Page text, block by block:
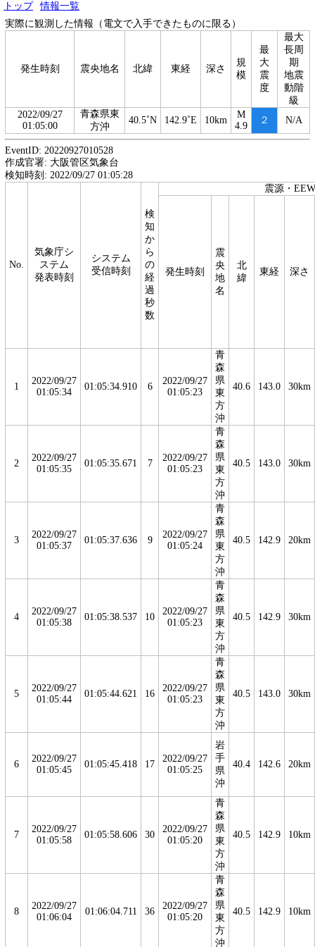
トップ
情報一覧
実際に観測した情報（電文で入手できたものに限る）
発生時刻 震央地名 北緯 東経 深さ
規
模
最
大
震
度
最大
長周
期
地震
動階
級
2022/09/27
01:05:00
青森県東
方沖
40.5˚N 142.9˚E 10km
M
4.9
２ N/A
EventID: 20220927010528
作成官署: 大阪管区気象台
検知時刻: 2022/09/27 01:05:28
No.
気象庁シ
ステム
発表時刻
システム
受信時刻
検
知
か
ら
の
経
過
秒
数
震源・
発生時刻
震
央
地
名
北
緯
東経 深さ
1
2022/09/27
01:05:34
01:05:34.910 6
2022/09/27
01:05:23
青
森
県
東
方
沖
40.6 143.0 30km
2
2022/09/27
01:05:35
01:05:35.671 7
2022/09/27
01:05:23
青
森
県
東
方
沖
40.5 143.0 30km
3
2022/09/27
01:05:37
01:05:37.636 9
2022/09/27
01:05:24
青
森
県
東
方
沖
40.5 142.9 20km
4
2022/09/27
01:05:38
01:05:38.537 10
2022/09/27
01:05:23
青
森
県
東
方
沖
40.5 142.9 30km
5
2022/09/27
01:05:44
01:05:44.621 16
2022/09/27
01:05:23
青
森
県
東
方
沖
40.5 143.0 30km
6
2022/09/27
01:05:45
01:05:45.418 17
2022/09/27
01:05:25
岩
手
県
沖
40.4 142.6 20km
7
2022/09/27
01:05:58
01:05:58.606 30
2022/09/27
01:05:20
青
森
県
東
方
沖
40.5 142.9 10km
8
2022/09/27
01:06:04
01:06:04.711 36
2022/09/27
01:05:20
青
森
県
東
方
沖
40.5 142.9 10km